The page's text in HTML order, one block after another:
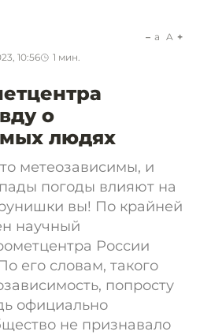
10:56 1 мин.
a A
о
людях
метеозависимы, и
погоды влияют на
вы! По крайней
научный
России
его словам, такого
попросту
официально
не признавало